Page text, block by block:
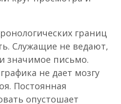
границ
Служащие не ведают,
значимое письмо.
не дает мозгу
Постоянная
опустошает